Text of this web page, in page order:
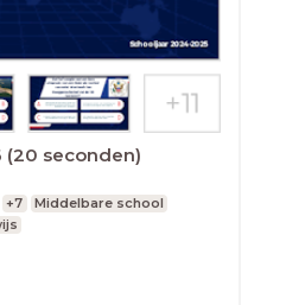
(20 seconden)
+7
Middelbare school